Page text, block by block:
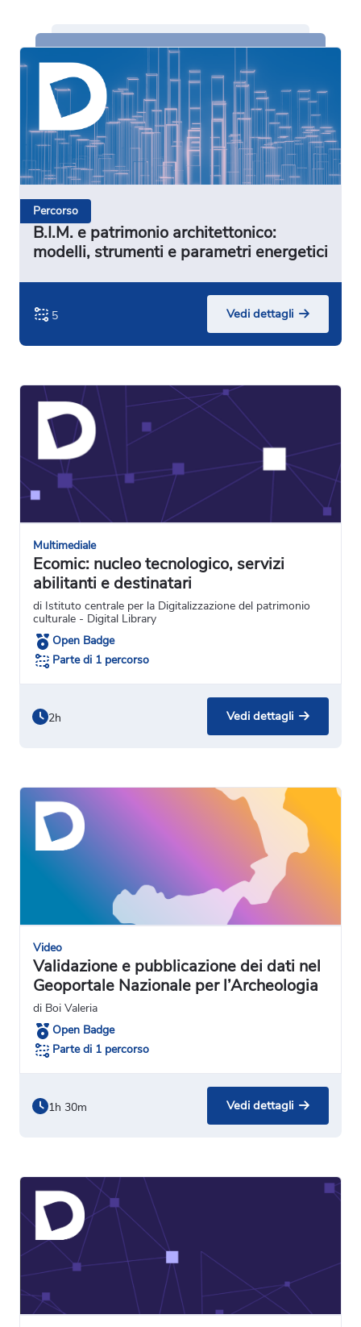
Percorso
B.I.M. e patrimonio architettonico:
modelli, strumenti e parametri energetici
5 Vedi dettagli
Multimediale
Ecomic: nucleo tecnologico, servizi
abilitanti e destinatari
di Istituto centrale per la Digitalizzazione del patrimonio
culturale - Digital Library
Open Badge
Parte di 1 percorso
2h Vedi dettagli
Video
Validazione e pubblicazione dei dati nel
Geoportale Nazionale per l’Archeologia
di Boi Valeria
Open Badge
Parte di 1 percorso
1h 30m Vedi dettagli